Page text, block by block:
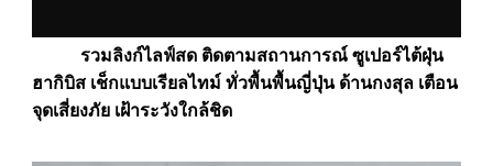
รวมลิงก์ไลฟ์สด ติดตามสถานการณ์ ซูเปอร์ไต้ฝุ่น
ฮากิบิส เช็กแบบเรียลไทม์ ทั่วพื้นพื้นญี่ปุ่น ด้านกงสุล เตือน
จุดเสี่ยงภัย เฝ้าระวังใกล้ชิด